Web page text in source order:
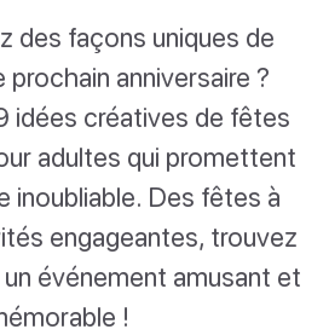
des façons uniques de
anniversaire ?
idées créatives de fêtes
adultes qui promettent
inoubliable. Des fêtes à
engageantes, trouvez
événement amusant et
!